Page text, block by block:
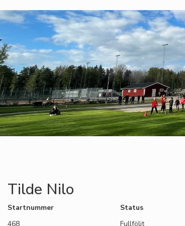
Tilde Nilo
Startnummer
468
Status
Fullföljt